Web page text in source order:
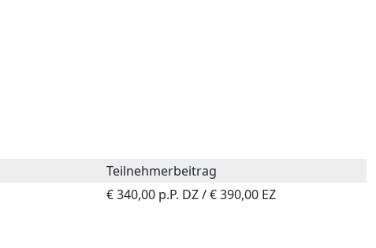
Teilnehmerbeitrag
€ 340,00 p.P. DZ / € 390,00 EZ